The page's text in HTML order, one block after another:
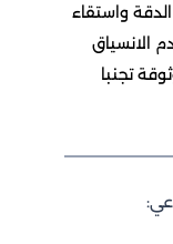
واستقاء
الانسياق
تجنبا